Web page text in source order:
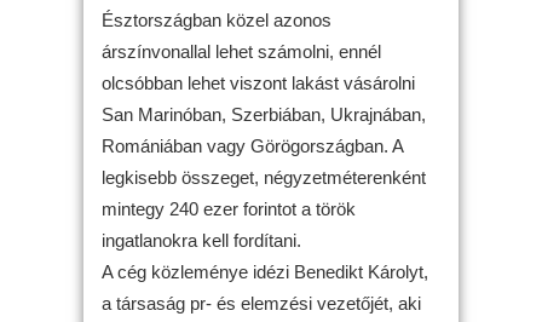
Észtországban közel azonos
árszínvonallal lehet számolni, ennél
olcsóbban lehet viszont lakást vásárolni
San Marinóban, Szerbiában, Ukrajnában,
Romániában vagy Görögországban. A
legkisebb összeget, négyzetméterenként
mintegy 240 ezer forintot a török
ingatlanokra kell fordítani.
A cég közleménye idézi Benedikt Károlyt,
a társaság pr- és elemzési vezetőjét, aki